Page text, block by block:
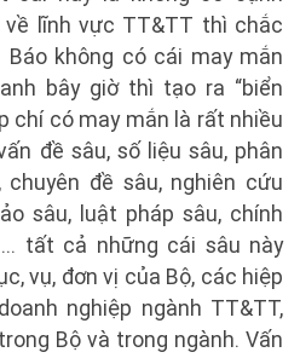
về lĩnh vực TT&TT thì chắc
Báo không có cái may mắn
bây giờ thì tạo ra “biển
chí có may mắn là rất nhiều
đề sâu, số liệu sâu, phân
đề sâu, nghiên cứu
sâu, luật pháp sâu, chính
tất cả những cái sâu này
vụ, đơn vị của Bộ, các hiệp
nghiệp ngành TT&TT,
Bộ và trong ngành. Vấn